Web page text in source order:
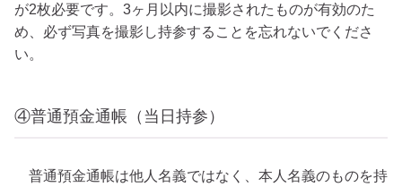
が2枚必要です。3ヶ月以内に撮影されたものが有効のた
め、必ず写真を撮影し持参することを忘れないでくださ
い。
④普通預金通帳（当日持参）
普通預金通帳は他人名義ではなく、本人名義のものを持